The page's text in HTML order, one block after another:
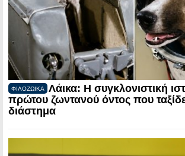
ΦΙΛΟΖΩΙΚΑ
Λάικα: Η συγκλονιστική
πρώτου ζωντανού όντος που
διάστημα